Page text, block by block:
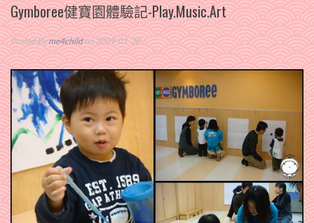
Gymboree健寶園體驗記-Play.Music.Art
Posted Byme4childon 2009-01-20